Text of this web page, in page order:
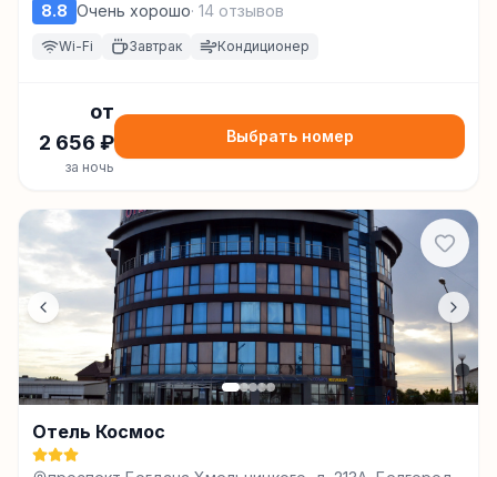
8.8 Очень хорошо· 14 отзывов
Wi-Fi Завтрак Кондиционер
от
2 656 ₽
за ночь
Выбрать номер
Отель Космос